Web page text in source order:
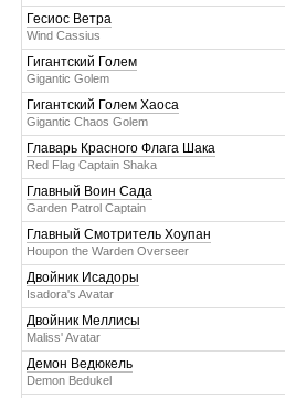
Гесиос Ветра
Wind Cassius
Гигантский Голем
Gigantic Golem
Гигантский Голем Хаоса
Gigantic Chaos Golem
Главарь Красного Флага Шака
Red Flag Captain Shaka
Главный Воин Сада
Garden Patrol Captain
Главный Смотритель Хоупан
Houpon the Warden Overseer
Двойник Исадоры
Isadora's Avatar
Двойник Меллисы
Maliss' Avatar
Демон Ведюкель
Demon Bedukel